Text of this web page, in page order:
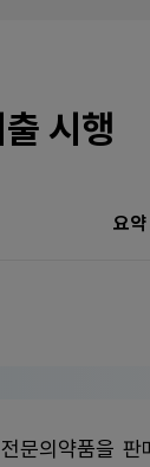
시행
요약
문의약품을 판